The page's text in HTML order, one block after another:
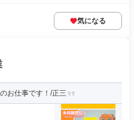
気になる
お仕事です！/正三